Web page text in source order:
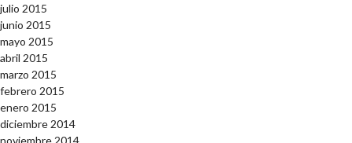
julio 2015
junio 2015
mayo 2015
abril 2015
marzo 2015
febrero 2015
enero 2015
diciembre 2014
noviembre 2014